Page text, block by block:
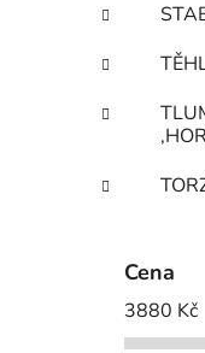
Cena
3880 Kč